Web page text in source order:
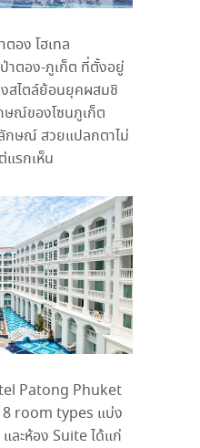
อง โฮเทล
าตอง-ภูเก็ต ที่ตั้งอยู่
สไตล์ย้อนยุคผสมชิ
ษณ์ของโซนภูเก็ต
กษณ์ สวยแปลกตาไม่
แรกเห็น
Patong Phuket
8 room types แบ่ง
ละห้อง Suite ได้แก่